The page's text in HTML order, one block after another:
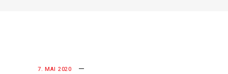
7. MAI 2020